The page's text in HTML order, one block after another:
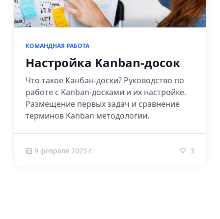
КОМАНДНАЯ РАБОТА
Настройка Kanban-досок
Что такое Канбан-доски? Руководство по
работе с Kanban-досками и их настройке.
Размещение первых задач и сравнение
терминов Kanban методологии.
9 февраля 2025 г. 3